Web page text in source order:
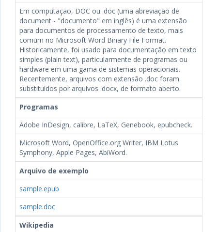
Em computação, DOC ou .doc (uma abreviação de
document - "documento" em inglês) é uma extensão
para documentos de processamento de texto, mais
comum no Microsoft Word Binary File Format.
Historicamente, foi usado para documentação em texto
simples (plain text), particularmente de programas ou
hardware em uma gama de sistemas operacionais.
Recentemente, arquivos com extensão .doc foram
substituídos por arquivos .docx, de formato aberto.
Programas
Adobe InDesign, calibre, LaTeX, Genebook, epubcheck.
Microsoft Word, OpenOffice.org Writer, IBM Lotus
Symphony, Apple Pages, AbiWord.
Arquivo de exemplo
sample.epub
sample.doc
Wikipedia